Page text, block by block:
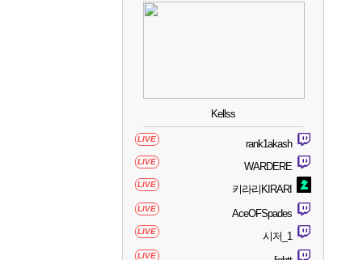
Kellss
LIVE rank1akash
LIVE WARDERE
LIVE 키라리KIRARI
LIVE AceOFSpades
LIVE 시저_1
LIVE